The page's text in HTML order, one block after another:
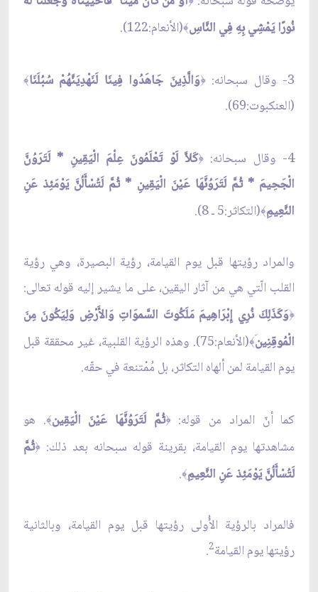
نُورًا يَمْشِي بِهِ فِي النَّاسِ﴾(الأنعام:122).
3- وقال سبحانه: ﴿وَالَّذِينَ جَاهَدُوا فِينَا لَنَهْدِيَنَّهُمْ سُبُلَنَا﴾
(العنكبوت:69).
4- وقال سبحانه: ﴿كَلاَّ لَوْ تَعْلَمُونَ عِلْمَ الْيَقِينِ * لَتَرَوُنَّ
الْجَحِيمَ * ثُمَّ لَتَرَوُنَّهَا عَيْنَ الْيَقِينِ * ثُمَّ لَتُسْأَلُنَّ يَوْمَئِذ عَنِ
النَّعِيمِ﴾(التكاثر:5 ـ 8).
والمراد رؤيتها قبل يوم القيامة، رؤية البصيرة، وهي رؤية
القلب الّتي هي من آثار اليقين، على ما يشير إليه قوله تعالى:
﴿وَكَذَلِكَ نُرِي إِبْرَاهِيمَ مَلَكُوتَ السَّموَاتِ وَالأَرْضِ وَلِيَكُونَ مِنَ
الْمُوقِنِين﴾
(الأنعام:75). وهذه الرؤية القلبية، غير محققة قبل
يوم القيامة لمن ألهاه التكاثر، بل مُمْتنعة في حقّه.
كما أنّ المراد من قوله:﴿ثُمَّ لَتَرَوُنَّهَا عَيْنَ الْيَقِين﴾. هو
مشاهدتها يوم القيامة، بقرينة قوله سبحانه بعد ذلك:﴿ثُمَّ
لَتُسْأَلُنَّ يَوْمَئِذ عَنِ النَّعِيمِ﴾.
فالمراد بالرؤية الأُولى رؤيتها قبل يوم القيامة، وبالثانية
رؤيتها يوم القيامة2
.